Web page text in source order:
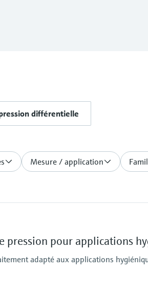
différentielle
Mesure / application
pression pour applications
adapté aux applications